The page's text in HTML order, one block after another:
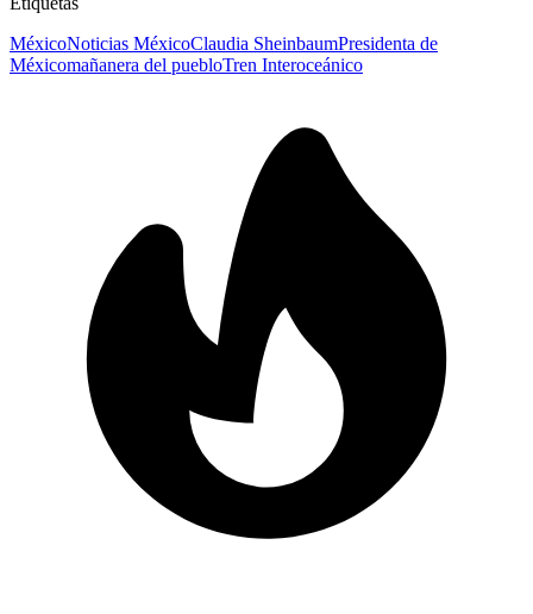
MéxicoNoticias MéxicoClaudia SheinbaumPresidenta de
Méxicomañanera del puebloTren Interoceánico